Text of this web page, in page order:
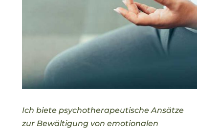
Ich biete psychotherapeutische Ansätze
zur Bewältigung von emotionalen